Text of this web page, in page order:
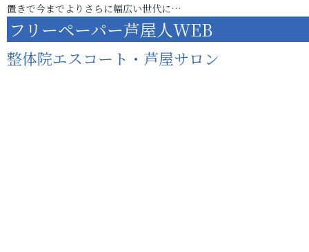
置きで今までよりさらに幅広い世代に…
フリーペーパー芦屋人WEB
整体院エスコート・芦屋サロン